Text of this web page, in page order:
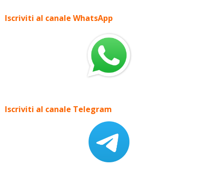
Iscriviti al canale WhatsApp
Iscriviti al canale Telegram